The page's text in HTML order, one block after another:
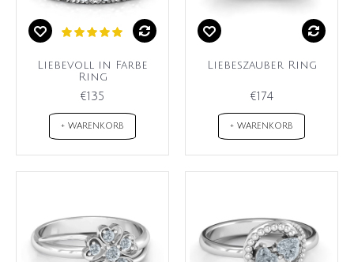
Liebevoll in Farbe
Ring
€135
+ WARENKORB
Liebeszauber Ring
€174
+ WARENKORB